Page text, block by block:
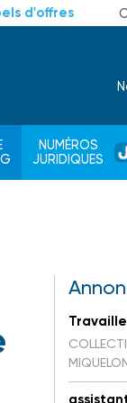
d'offres
NUMÉROS
JURIDIQUES